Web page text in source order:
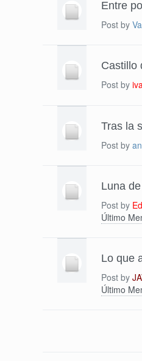
Entre
Post by
Castillo
Post by
Tras la
Post by
Luna
Post by
Último
Lo que
Post by
Último